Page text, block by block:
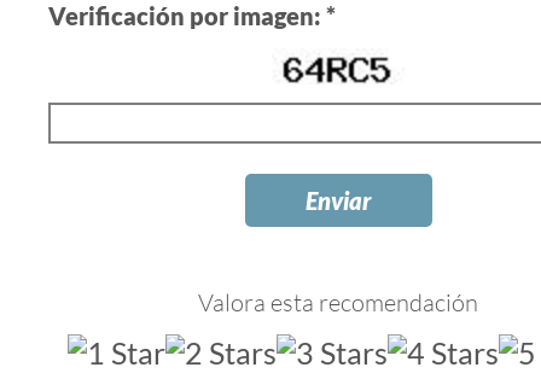
Verificación por imagen: *
Valora esta recomendación